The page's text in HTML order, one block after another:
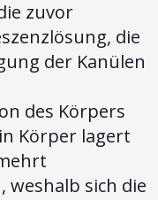
zuvor
die
der Kanülen
des Körpers
Körper lagert
weshalb sich die